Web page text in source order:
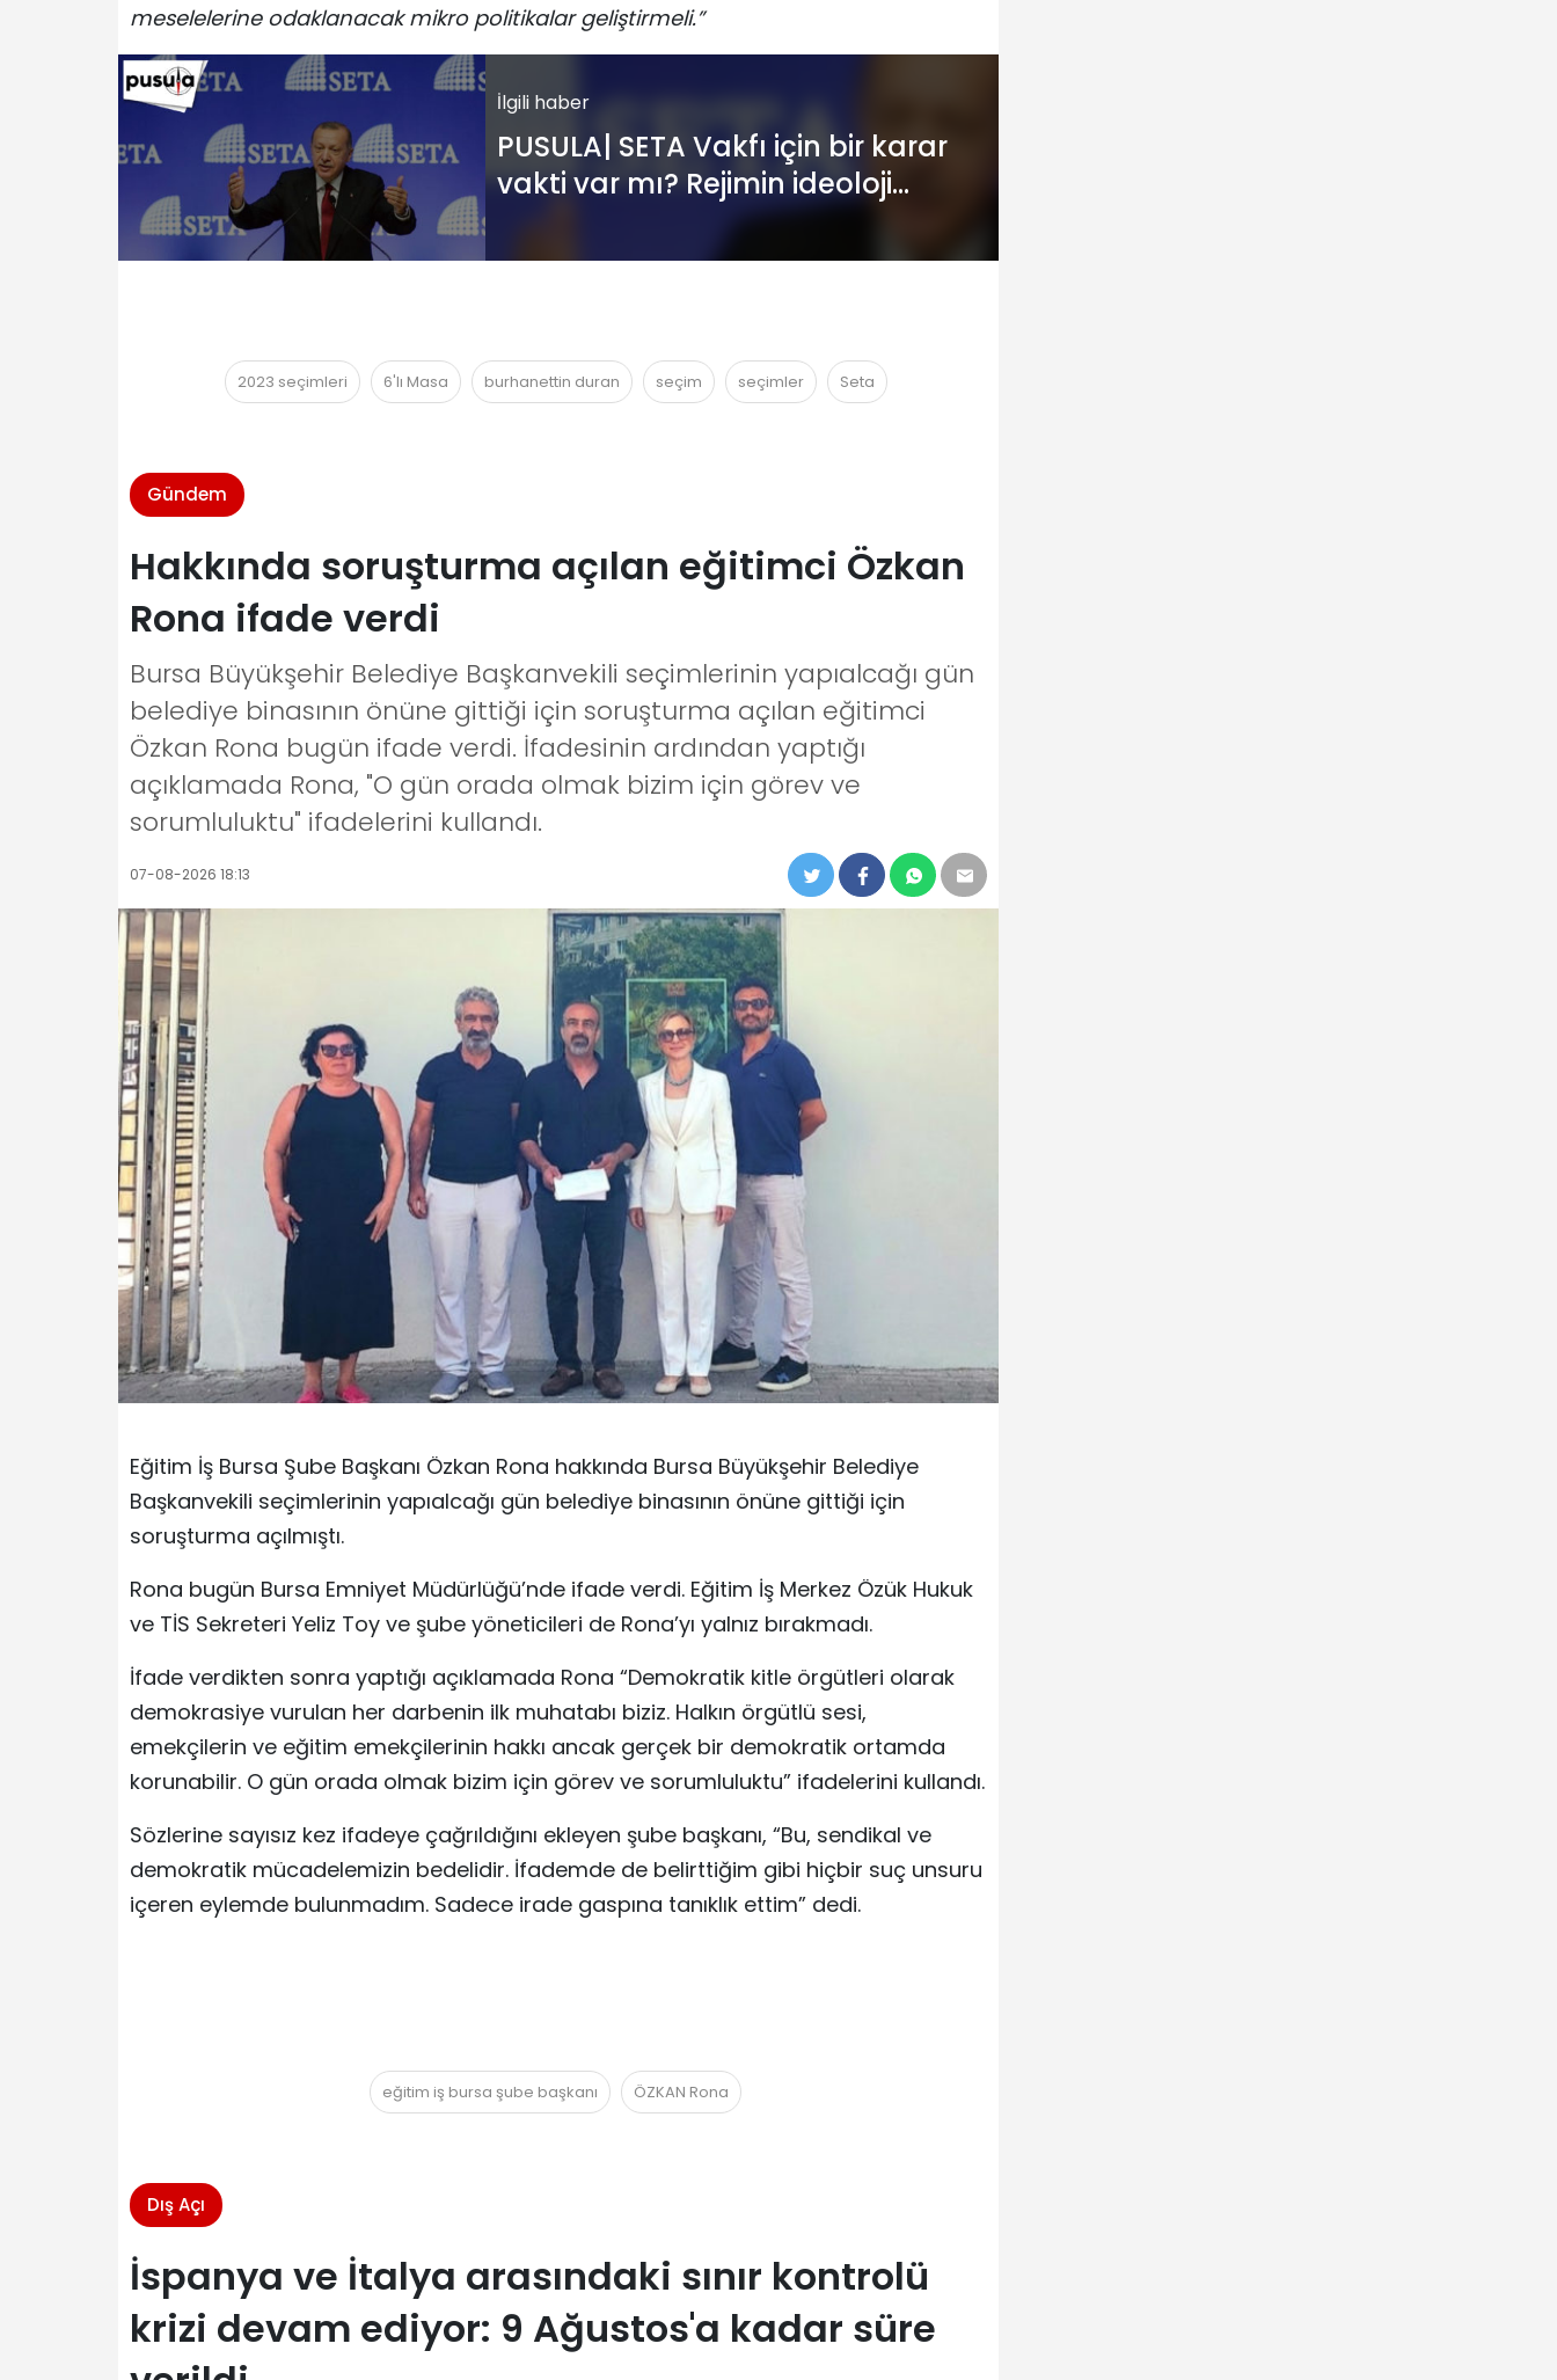
meselelerine odaklanacak mikro politikalar geliştirmeli.”
İlgili haber
PUSULA| SETA Vakfı için bir karar
vakti var mı? Rejimin ideoloji
üretim merkezi: SETA
2023 seçimleri 6'lı Masa burhanettin duran seçim seçimler Seta
Gündem
Hakkında soruşturma açılan eğitimci Özkan
Rona ifade verdi
Bursa Büyükşehir Belediye Başkanvekili seçimlerinin yapıalcağı gün
belediye binasının önüne gittiği için soruşturma açılan eğitimci
Özkan Rona bugün ifade verdi. İfadesinin ardından yaptığı
açıklamada Rona, "O gün orada olmak bizim için görev ve
sorumluluktu" ifadelerini kullandı.
07-08-2026 18:13
Eğitim İş Bursa Şube Başkanı Özkan Rona hakkında Bursa Büyükşehir Belediye
Başkanvekili seçimlerinin yapıalcağı gün belediye binasının önüne gittiği için
soruşturma açılmıştı.
Rona bugün Bursa Emniyet Müdürlüğü’nde ifade verdi. Eğitim İş Merkez Özük Hukuk
ve TİS Sekreteri Yeliz Toy ve şube yöneticileri de Rona’yı yalnız bırakmadı.
İfade verdikten sonra yaptığı açıklamada Rona “Demokratik kitle örgütleri olarak
demokrasiye vurulan her darbenin ilk muhatabı biziz. Halkın örgütlü sesi,
emekçilerin ve eğitim emekçilerinin hakkı ancak gerçek bir demokratik ortamda
korunabilir. O gün orada olmak bizim için görev ve sorumluluktu” ifadelerini kullandı.
Sözlerine sayısız kez ifadeye çağrıldığını ekleyen şube başkanı, “Bu, sendikal ve
demokratik mücadelemizin bedelidir. İfademde de belirttiğim gibi hiçbir suç unsuru
içeren eylemde bulunmadım. Sadece irade gaspına tanıklık ettim” dedi.
eğitim iş bursa şube başkanı ÖZKAN Rona
Dış Açı
İspanya ve İtalya arasındaki sınır kontrolü
krizi devam ediyor: 9 Ağustos'a kadar süre